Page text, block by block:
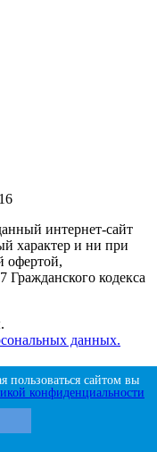
интернет-сайт
характер и ни при
офертой,
Гражданского кодекса
данных.
Digital
пользоваться сайтом вы
конфиденциальности